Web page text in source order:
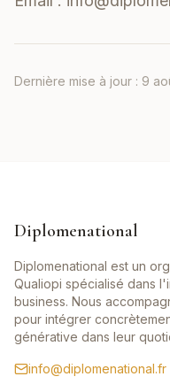
Dernière mise à jour : 9
Diplomenational
Diplomenational est un
Qualiopi spécialisé dans
business. Nous
pour intégrer
générative dans leur
info@diplomenational.fr